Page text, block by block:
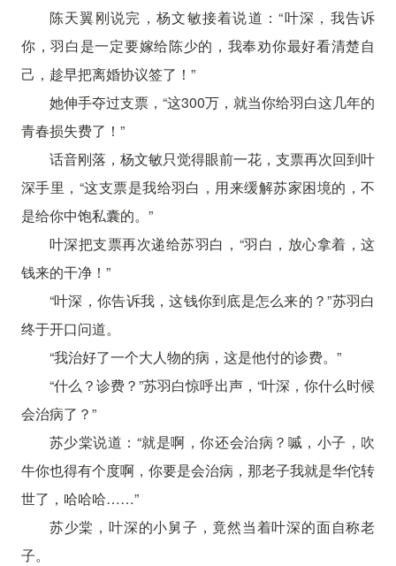
陈天翼刚说完，杨文敏接着说道：“叶深，我告诉
你，羽白是一定要嫁给陈少的，我奉劝你最好看清楚自
己，趁早把离婚协议签了！”
她伸手夺过支票，“这300万，就当你给羽白这几年的
青春损失费了！”
话音刚落，杨文敏只觉得眼前一花，支票再次回到叶
深手里，“这支票是我给羽白，用来缓解苏家困境的，不
是给你中饱私囊的。”
叶深把支票再次递给苏羽白，“羽白，放心拿着，这
钱来的干净！”
“叶深，你告诉我，这钱你到底是怎么来的？”苏羽白
终于开口问道。
“我治好了一个大人物的病，这是他付的诊费。”
“什么？诊费？”苏羽白惊呼出声，“叶深，你什么时候
会治病了？”
苏少棠说道：“就是啊，你还会治病？嘁，小子，吹
牛你也得有个度啊，你要是会治病，那老子我就是华佗转
世了，哈哈哈……”
苏少棠，叶深的小舅子，竟然当着叶深的面自称老
子。